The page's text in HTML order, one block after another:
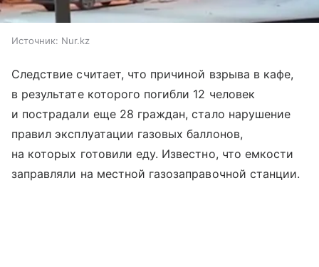
Источник: Nur.kz
Следствие считает, что причиной взрыва в кафе,
в результате которого погибли 12 человек
и пострадали еще 28 граждан, стало нарушение
правил эксплуатации газовых баллонов,
на которых готовили еду. Известно, что емкости
заправляли на местной газозаправочной станции.